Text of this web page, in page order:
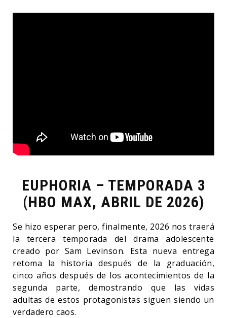
EUPHORIA – TEMPORADA 3
(HBO MAX, ABRIL DE 2026)
Se hizo esperar pero, finalmente, 2026 nos traerá
la tercera temporada del drama adolescente
creado por Sam Levinson. Esta nueva entrega
retoma la historia después de la graduación,
cinco años después de los acontecimientos de la
segunda parte, demostrando que las vidas
adultas de estos protagonistas siguen siendo un
verdadero caos.